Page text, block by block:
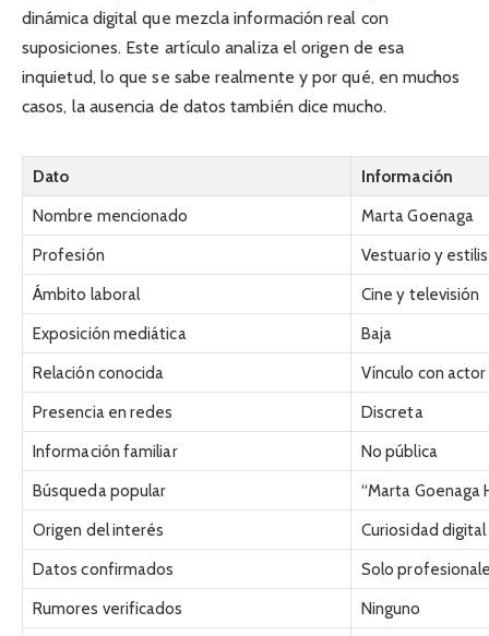
dinámica digital que mezcla información real con
suposiciones. Este artículo analiza el origen de esa
inquietud, lo que se sabe realmente y por qué, en muchos
casos, la ausencia de datos también dice mucho.
Dato
Información
Nombre mencionado
Marta Goenaga
Profesión
Vestuario y
Ámbito laboral
Cine y televisión
Exposición mediática
Baja
Relación conocida
Vínculo con
Presencia en redes
Discreta
Información familiar
No pública
Búsqueda popular
“Marta Goenaga
Origen del interés
Curiosidad digital
Datos confirmados
Solo
Rumores verificados
Ninguno